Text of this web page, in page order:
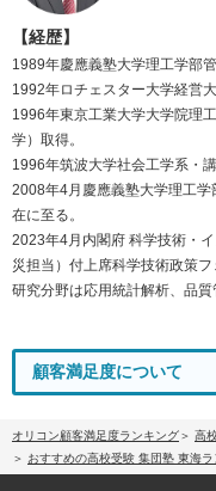
【経歴】
1989年慶應義塾大学理工学部
1992年ロチェスター大学経営
1996年東京工業大学大学院理
学）取得。
1996年筑波大学社会工学系・
2008年4月慶應義塾大学理工
在に至る。
2023年4月内閣府 科学技術・
災担当）付上席科学技術政策フ
研究分野は応用統計解析、品質
顧客満足度について
オリコン顧客満足度ランキング
高
おすすめの高校受験 集団塾 東海